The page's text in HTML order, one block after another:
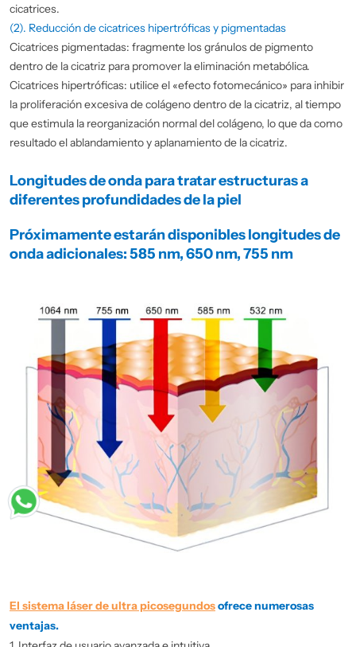
cicatrices.
(2). Reducción de cicatrices hipertróficas y pigmentadas
Cicatrices pigmentadas: fragmente los gránulos de pigmento
dentro de la cicatriz para promover la eliminación metabólica.
Cicatrices hipertróficas: utilice el «efecto fotomecánico» para inhibir
la proliferación excesiva de colágeno dentro de la cicatriz, al tiempo
que estimula la reorganización normal del colágeno, lo que da como
resultado el ablandamiento y aplanamiento de la cicatriz.
Longitudes de onda para tratar estructuras a
diferentes profundidades de la piel
Próximamente estarán disponibles longitudes de
onda adicionales: 585 nm, 650 nm, 755 nm
El sistema láser de ultra picosegundosofrece numerosas
ventajas.